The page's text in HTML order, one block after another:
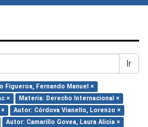
Ir
Figueroa, Fernando Manuel ×
×
Materia: Derecho Internacional ×
Autor: Córdova Vianello, Lorenzo ×
Autor: Camarillo Govea, Laura Alicia ×